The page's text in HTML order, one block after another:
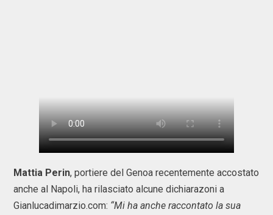
Mattia Perin, portiere del Genoa recentemente accostato
anche al Napoli, ha rilasciato alcune dichiarazoni a
Gianlucadimarzio.com: “Mi ha anche raccontato la sua